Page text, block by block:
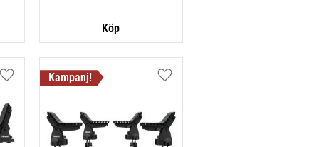
Lägg till i favoriter Lägg till i favoriter